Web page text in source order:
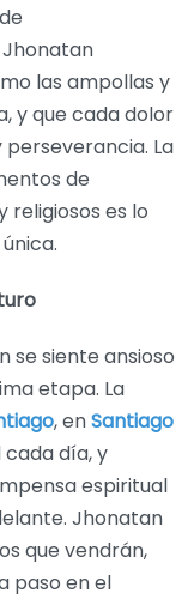
las ampollas y
y que cada dolor
La
de
religiosos es lo
se siente ansioso
etapa. La
, enSantiago
cada día, y
espiritual
Jhonatan
que vendrán,
paso en el